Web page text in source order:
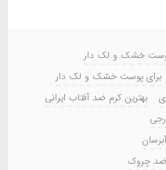
پوست خشک و لک دار
برای پوست خشک و لک دار
بهترین کرم ضد آفتاب ایرانی
ضد چروک